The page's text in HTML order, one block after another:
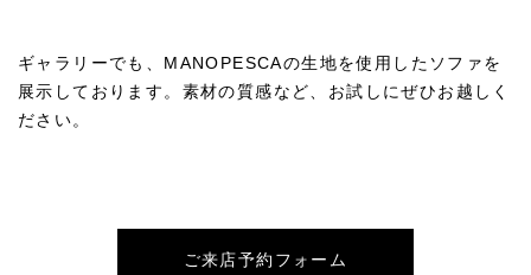
ギャラリーでも、MANOPESCAの生地を使用したソファを
展示しております。素材の質感など、お試しにぜひお越しく
ださい。
ご来店予約フォーム